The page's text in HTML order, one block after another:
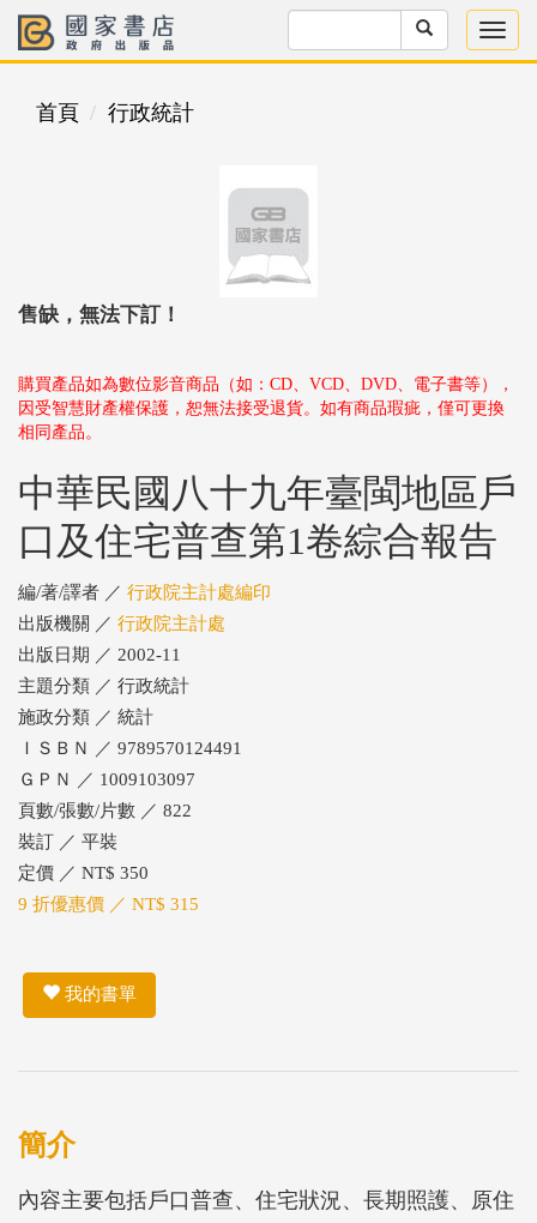
首頁 行政統計
售缺，無法下訂！
購買產品如為數位影音商品（如：CD、VCD、DVD、電子書等），
因受智慧財產權保護，恕無法接受退貨。如有商品瑕疵，僅可更換
相同產品。
中華民國八十九年臺閩地區戶
口及住宅普查第1卷綜合報告
編/著/譯者 ／ 行政院主計處編印
出版機關 ／ 行政院主計處
出版日期 ／ 2002-11
主題分類 ／ 行政統計
施政分類 ／ 統計
ＩＳＢＮ ／ 9789570124491
ＧＰＮ ／ 1009103097
頁數/張數/片數 ／ 822
裝訂 ／ 平裝
定價 ／ NT$ 350
9 折優惠價 ／ NT$ 315
我的書單
簡介
內容主要包括戶口普查、住宅狀況、長期照護、原住